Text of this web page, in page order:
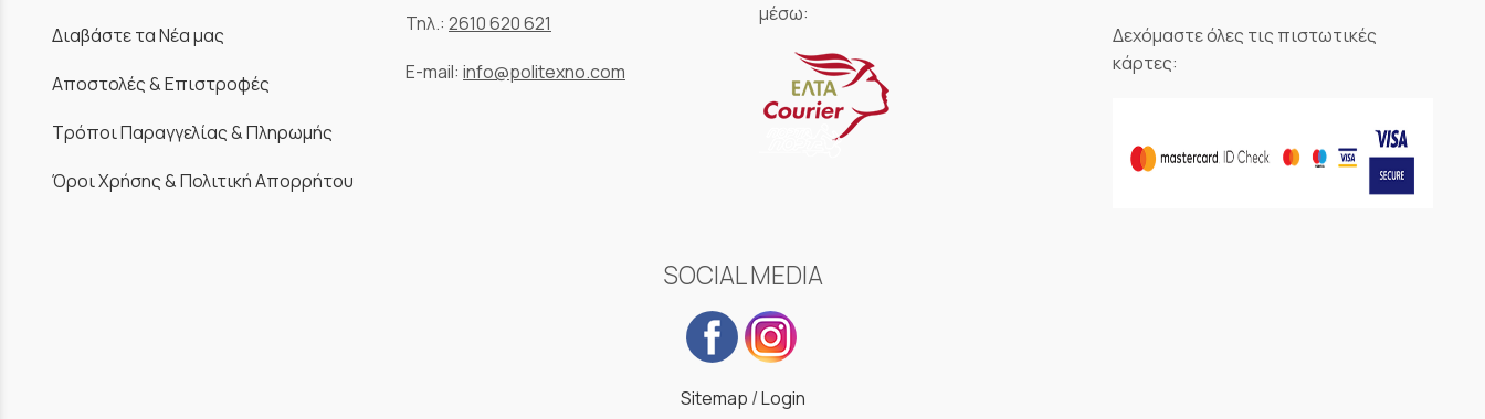
Διαβάστε τα Νέα μας
Αποστολές & Επιστροφές
Τρόποι Παραγγελίας & Πληρωμής
Όροι Χρήσης & Πολιτική Απορρήτου
Τηλ.: 2610 620 621
E-mail: info@politexno.com
μέσω:
Δεχόμαστε όλες τις πιστωτικές
κάρτες:
SOCIAL MEDIA
Sitemap /Login